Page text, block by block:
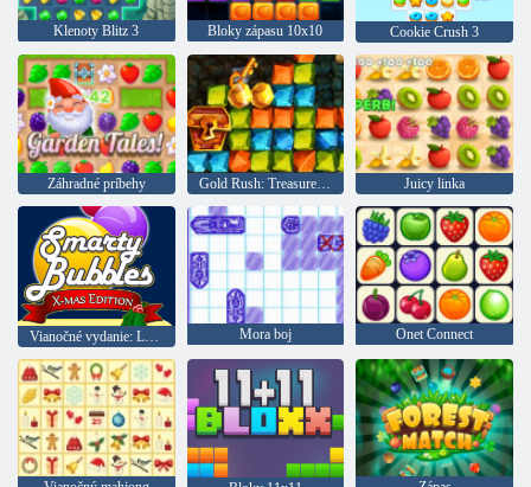
Klenoty Blitz 3 Bloky zápasu 10x10 Cookie Crush 3
Záhradné príbehy Gold Rush: Treasure Hunter Juicy linka
Mora boj Onet Connect